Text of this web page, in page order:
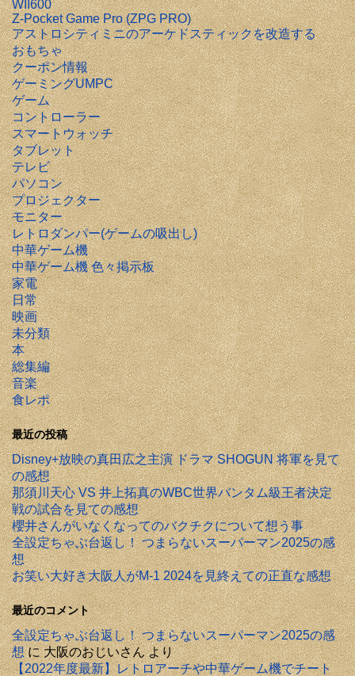
WII600
Z-Pocket Game Pro (ZPG PRO)
アストロシティミニのアーケドスティックを改造する
おもちゃ
クーポン情報
ゲーミングUMPC
ゲーム
コントローラー
スマートウォッチ
タブレット
テレビ
パソコン
プロジェクター
モニター
レトロダンパー(ゲームの吸出し)
中華ゲーム機
中華ゲーム機 色々掲示板
家電
日常
映画
未分類
本
総集編
音楽
食レポ
最近の投稿
Disney+放映の真田広之主演 ドラマ SHOGUN 将軍を見て
の感想
那須川天心 VS 井上拓真のWBC世界バンタム級王者決定
戦の試合を見ての感想
櫻井さんがいなくなってのバクチクについて想う事
全設定ちゃぶ台返し！ つまらないスーパーマン2025の感
想
お笑い大好き大阪人がM-1 2024を見終えての正直な感想
最近のコメント
全設定ちゃぶ台返し！ つまらないスーパーマン2025の感
想に大阪のおじいさんより
【2022年度最新】レトロアーチや中華ゲーム機でチート